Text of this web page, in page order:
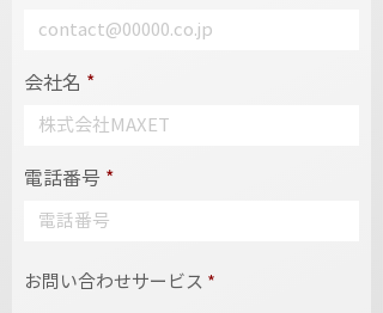
会社名
電話番号
お問い合わせサービス *